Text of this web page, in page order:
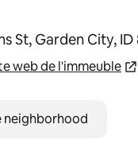
St, Garden City, ID
web de l'immeuble
neighborhood